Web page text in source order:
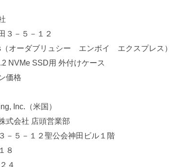
３－５－１２
オーダブリュシー エンボイ エクスプレス）
NVMe SSD用 外付けケース
価格
Inc.（米国）
式会社 店頭営業部
５－１２聖公会神田ビル１階
８
４